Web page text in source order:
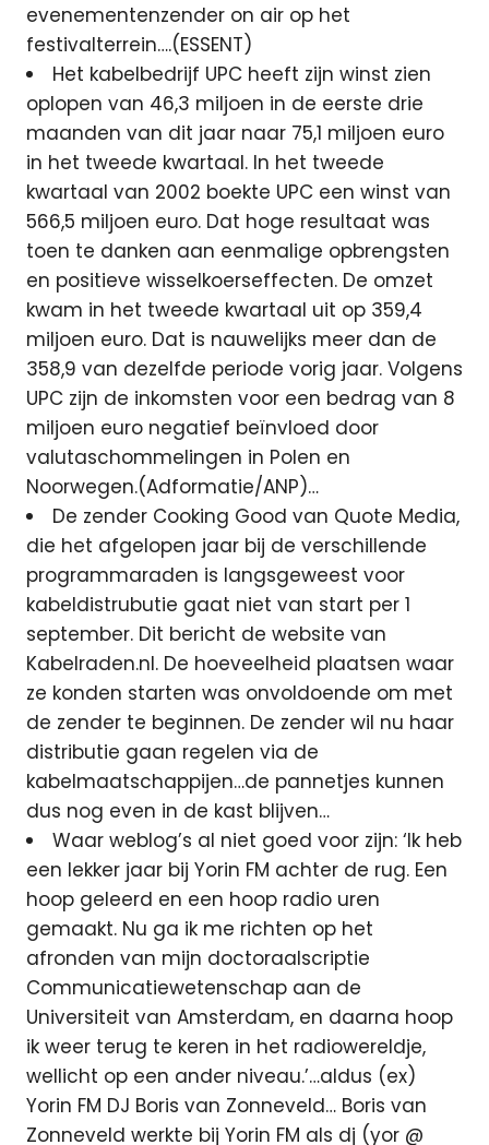
evenementenzender on air op het
festivalterrein….(ESSENT)
Het kabelbedrijf UPC heeft zijn winst zien
oplopen van 46,3 miljoen in de eerste drie
maanden van dit jaar naar 75,1 miljoen euro
in het tweede kwartaal. In het tweede
kwartaal van 2002 boekte UPC een winst van
566,5 miljoen euro. Dat hoge resultaat was
toen te danken aan eenmalige opbrengsten
en positieve wisselkoerseffecten. De omzet
kwam in het tweede kwartaal uit op 359,4
miljoen euro. Dat is nauwelijks meer dan de
358,9 van dezelfde periode vorig jaar. Volgens
UPC zijn de inkomsten voor een bedrag van 8
miljoen euro negatief beïnvloed door
valutaschommelingen in Polen en
Noorwegen.(Adformatie/ANP)…
De zender Cooking Good van Quote Media,
die het afgelopen jaar bij de verschillende
programmaraden is langsgeweest voor
kabeldistrubutie gaat niet van start per 1
september. Dit bericht de website van
Kabelraden.nl. De hoeveelheid plaatsen waar
ze konden starten was onvoldoende om met
de zender te beginnen. De zender wil nu haar
distributie gaan regelen via de
kabelmaatschappijen…de pannetjes kunnen
dus nog even in de kast blijven…
Waar weblog’s al niet goed voor zijn: ‘Ik heb
een lekker jaar bij Yorin FM achter de rug. Een
hoop geleerd en een hoop radio uren
gemaakt. Nu ga ik me richten op het
afronden van mijn doctoraalscriptie
Communicatiewetenschap aan de
Universiteit van Amsterdam, en daarna hoop
ik weer terug te keren in het radiowereldje,
wellicht op een ander niveau.’…aldus (ex)
Yorin FM DJ Boris van Zonneveld… Boris van
Zonneveld werkte bij Yorin FM als dj (yor @